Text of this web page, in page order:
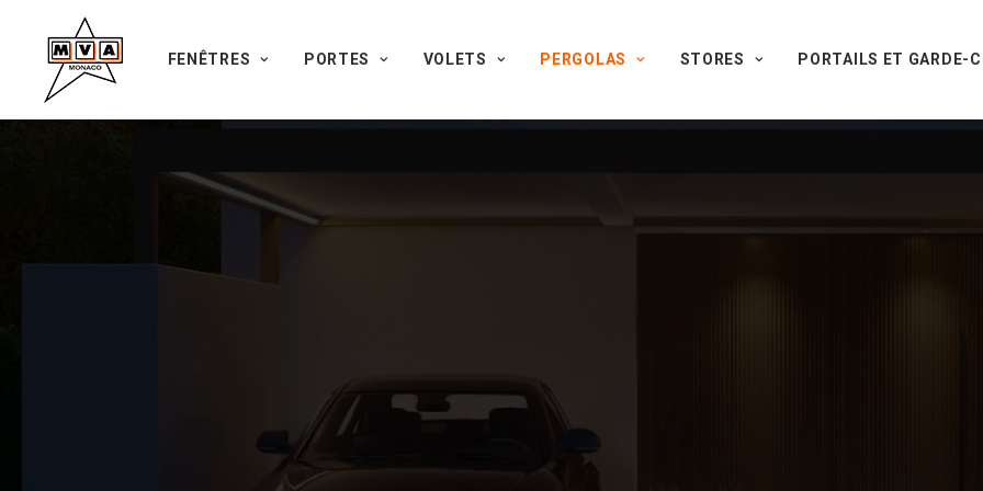
FENÊTRES PORTES VOLETS PERGOLAS STORES PORTAILS ET GARDE-